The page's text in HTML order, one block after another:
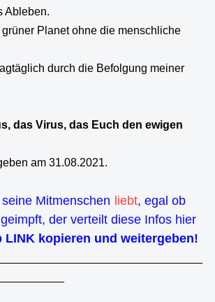
Planet ohne die menschliche
durch die Befolgung meiner
das Virus, das Euch den ewigen
am 31.08.2021.
Mitmenschen liebt, egal ob
der verteilt diese Infos hier
LINK kopieren und weitergeben!